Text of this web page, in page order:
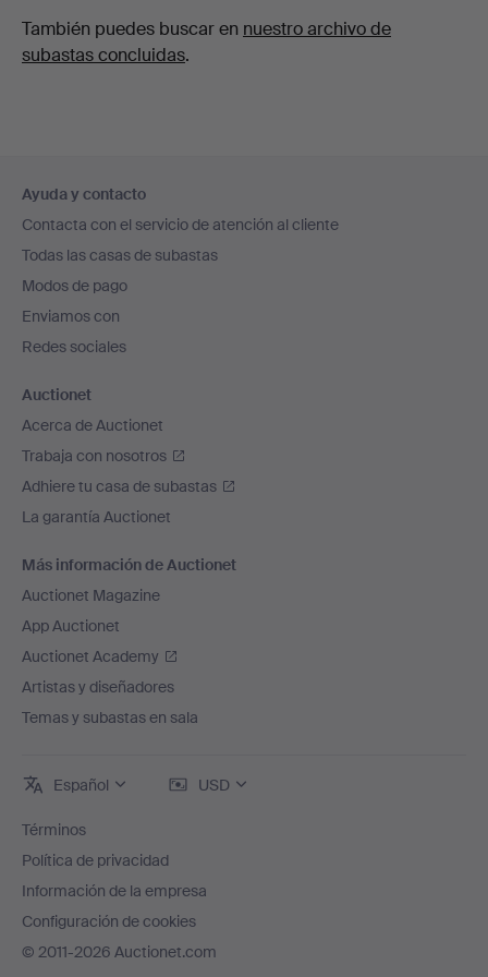
También puedes buscar en nuestro archivo de
subastas concluidas.
en
el
pie
de
página
Ayuda y contacto
Contacta con el servicio de atención al cliente
Todas las casas de subastas
Modos de pago
Enviamos con
Redes sociales
Auctionet
Acerca de Auctionet
Trabaja con nosotros
Adhiere tu casa de subastas
La garantía Auctionet
Más información de Auctionet
Auctionet Magazine
App Auctionet
Auctionet Academy
Artistas y diseñadores
Temas y subastas en sala
Español USD
Términos
Política de privacidad
Información de la empresa
Configuración de cookies
© 2011-2026 Auctionet.com